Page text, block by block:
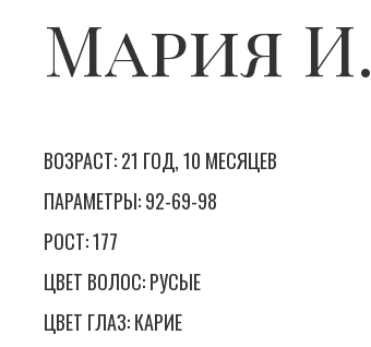
Мария И.
ВОЗРАСТ: 21 ГОД, 10 МЕСЯЦЕВ
ПАРАМЕТРЫ: 92-69-98
РОСТ: 177
ЦВЕТ ВОЛОС: РУСЫЕ
ЦВЕТ ГЛАЗ: КАРИЕ